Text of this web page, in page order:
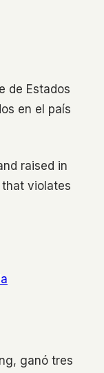
de Estados
en el país
raised in
violates
ganó tres